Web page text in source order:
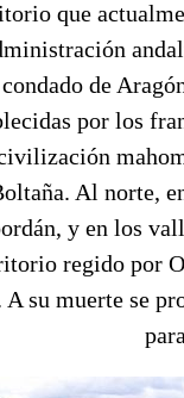
que
condado de
por los
Al norte,
y en los
regido por
A su muerte se